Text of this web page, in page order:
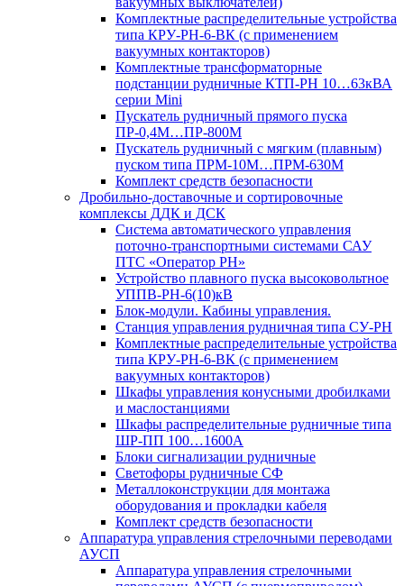
Комплектные распределительные устройства
типа КРУ-РН-6-ВК (с применением
вакуумных контакторов)
Комплектные трансформаторные
подстанции рудничные КТП-РН 10…63кВА
серии Mini
Пускатель рудничный прямого пуска
ПР-0,4М…ПР-800М
Пускатель рудничный с мягким (плавным)
пуском типа ПРМ-10М…ПРМ-630М
Комплект средств безопасности
Дробильно-доставочные и сортировочные
комплексы ДДК и ДСК
Система автоматического управления
поточно-транспортными системами САУ
ПТС «Оператор РН»
Устройство плавного пуска высоковольтное
УППВ-РН-6(10)кВ
Блок-модули. Кабины управления.
Станция управления рудничная типа СУ-РН
Комплектные распределительные устройства
типа КРУ-РН-6-ВК (с применением
вакуумных контакторов)
Шкафы управления конусными дробилками
и маслостанциями
Шкафы распределительные рудничные типа
ШР-ПП 100…1600А
Блоки сигнализации рудничные
Светофоры рудничные СФ
Металлоконструкции для монтажа
оборудования и прокладки кабеля
Комплект средств безопасности
Аппаратура управления стрелочными переводами
АУСП
Аппаратура управления стрелочными